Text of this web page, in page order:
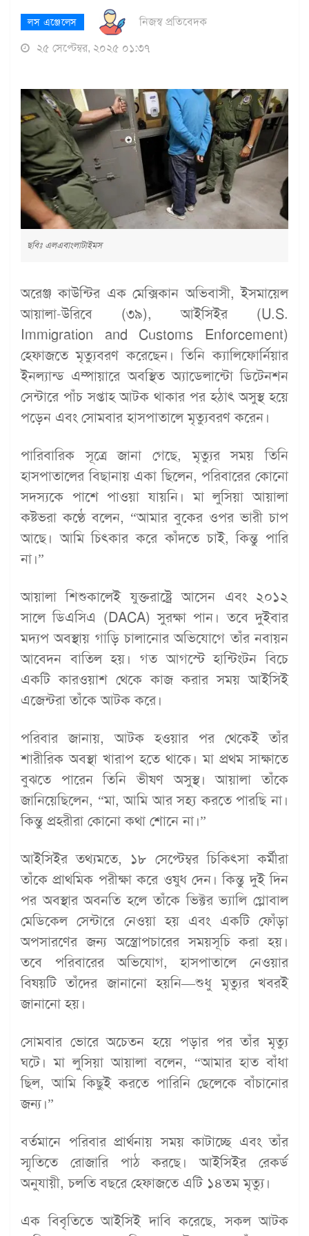
লস এঞ্জেলেস
নিজস্ব প্রতিবেদক
২৫ সেপ্টেম্বর, ২০২৫ ০১:৩৭
ছবিঃ এলএবাংলাটাইমস
অরেঞ্জ কাউন্টির এক মেক্সিকান অভিবাসী, ইসমায়েল
আয়ালা-উরিবে (৩৯), আইসিইর (U.S.
Immigration and Customs Enforcement)
হেফাজতে মৃত্যুবরণ করেছেন। তিনি ক্যালিফোর্নিয়ার
ইনল্যান্ড এম্পায়ারে অবস্থিত অ্যাডেলান্টো ডিটেনশন
সেন্টারে পাঁচ সপ্তাহ আটক থাকার পর হঠাৎ অসুস্থ হয়ে
পড়েন এবং সোমবার হাসপাতালে মৃত্যুবরণ করেন।
পারিবারিক সূত্রে জানা গেছে, মৃত্যুর সময় তিনি
হাসপাতালের বিছানায় একা ছিলেন, পরিবারের কোনো
সদস্যকে পাশে পাওয়া যায়নি। মা লুসিয়া আয়ালা
কষ্টভরা কণ্ঠে বলেন, “আমার বুকের ওপর ভারী চাপ
আছে। আমি চিৎকার করে কাঁদতে চাই, কিন্তু পারি
না।”
আয়ালা শিশুকালেই যুক্তরাষ্ট্রে আসেন এবং ২০১২
সালে ডিএসিএ (DACA) সুরক্ষা পান। তবে দুইবার
মদ্যপ অবস্থায় গাড়ি চালানোর অভিযোগে তাঁর নবায়ন
আবেদন বাতিল হয়। গত আগস্টে হান্টিংটন বিচে
একটি কারওয়াশ থেকে কাজ করার সময় আইসিই
এজেন্টরা তাঁকে আটক করে।
পরিবার জানায়, আটক হওয়ার পর থেকেই তাঁর
শারীরিক অবস্থা খারাপ হতে থাকে। মা প্রথম সাক্ষাতে
বুঝতে পারেন তিনি ভীষণ অসুস্থ। আয়ালা তাঁকে
জানিয়েছিলেন, “মা, আমি আর সহ্য করতে পারছি না।
কিন্তু প্রহরীরা কোনো কথা শোনে না।”
আইসিইর তথ্যমতে, ১৮ সেপ্টেম্বর চিকিৎসা কর্মীরা
তাঁকে প্রাথমিক পরীক্ষা করে ওষুধ দেন। কিন্তু দুই দিন
পর অবস্থার অবনতি হলে তাঁকে ভিক্টর ভ্যালি গ্লোবাল
মেডিকেল সেন্টারে নেওয়া হয় এবং একটি ফোঁড়া
অপসারণের জন্য অস্ত্রোপচারের সময়সূচি করা হয়।
তবে পরিবারের অভিযোগ, হাসপাতালে নেওয়ার
বিষয়টি তাঁদের জানানো হয়নি—শুধু মৃত্যুর খবরই
জানানো হয়।
সোমবার ভোরে অচেতন হয়ে পড়ার পর তাঁর মৃত্যু
ঘটে। মা লুসিয়া আয়ালা বলেন, “আমার হাত বাঁধা
ছিল, আমি কিছুই করতে পারিনি ছেলেকে বাঁচানোর
জন্য।”
বর্তমানে পরিবার প্রার্থনায় সময় কাটাচ্ছে এবং তাঁর
স্মৃতিতে রোজারি পাঠ করছে। আইসিইর রেকর্ড
অনুযায়ী, চলতি বছরে হেফাজতে এটি ১৪তম মৃত্যু।
এক বিবৃতিতে আইসিই দাবি করেছে, সকল আটক